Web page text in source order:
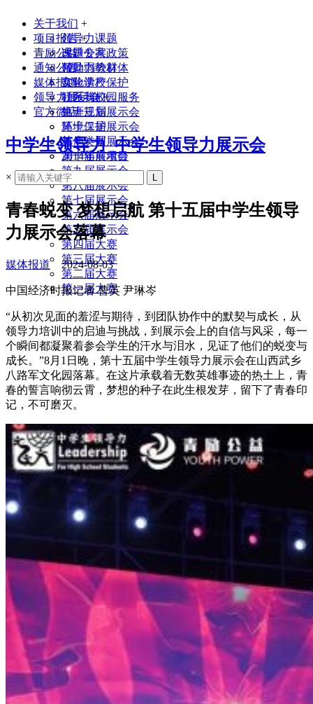
关于我们 +
领导力课题
课题专家
领导力教材
实验学校
联系我们
项目报告 +
改进公共政策
帮助弱势群体
文化遗产保护
社区与校园服务
生涯规划
环境保护
其他类型
2014年前项目
青励公益
通知公告
媒体报道
领导力展示会 +
第十三届展示会
第十二届展示会
第十一届展示会
第十届展示会
第九届展示会
第八届展示会
第七届展示会
第六届展示会
第五届展示会
第四届大赛
第三届大赛
第二届大赛
第一届大赛
官方微店
中学生领导力_中学生领导力展示会
×
青春蜕变 梦想启航 第十五届中学生领导
力展示会落幕
媒体报道2024-08-03
中国经济时报记者 曹英 尹琳岑
“从初次见面的羞涩与期待，到团队协作中的默契与成长，从
领导力培训中的启迪与挑战，到展示会上的自信与风采，每一
个瞬间都凝聚着参会学生的汗水与泪水，见证了他们的蜕变与
成长。”8月1日晚，第十五届中学生领导力展示会在山西武乡
八路军文化园落幕。在这片承载着无数英雄事迹的热土上，青
春的誓言响彻云霄，梦想的种子在此生根发芽，留下了青春印
记，不可磨灭。